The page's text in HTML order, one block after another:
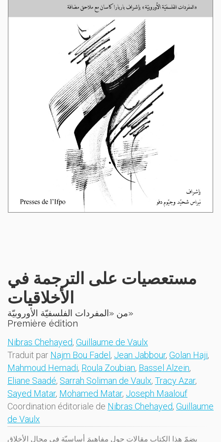
مستعصيات على الترجمة في
الأخلاقيات
من «المفردات الفلسفيّة الأوروبيّة»
Première édition
Nibras Chehayed, Guillaume de Vaulx
Traduit par Najm Bou Fadel, Jean Jabbour, Golan Haji,
Mahmoud Hemadi, Roula Zoubian, Bassel Alzein,
Eliane Saadé, Sarrah Soliman de Vaulx, Tracy Azar,
Sayed Matar, Mohamed Matar, Joseph Maalouf
Coordination éditoriale de Nibras Chehayed, Guillaume
de Vaulx
يضمّ هذا الكتاب مقالاتٍ حول مفاهيمَ أساسيّةٍ في مجال الأخلاق